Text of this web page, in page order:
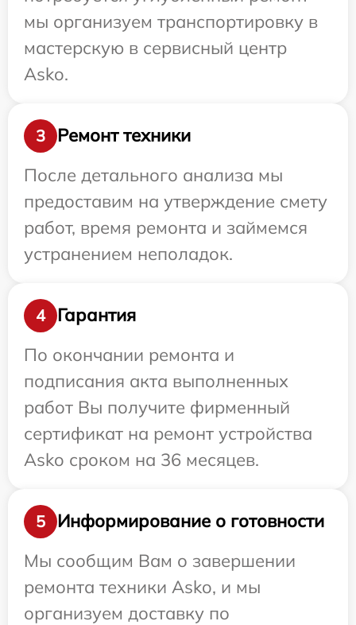
мы организуем транспортировку в
мастерскую в сервисный центр
Asko.
3
Ремонт техники
После детального анализа мы
предоставим на утверждение смету
работ, время ремонта и займемся
устранением неполадок.
4
Гарантия
По окончании ремонта и
подписания акта выполненных
работ Вы получите фирменный
сертификат на ремонт устройства
Asko сроком на 36 месяцев.
5
Информирование о готовности
Мы сообщим Вам о завершении
ремонта техники Asko, и мы
организуем доставку по